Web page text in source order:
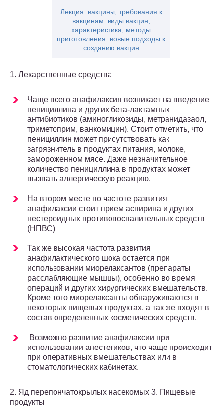
Лекция: вакцины, требования к
вакцинам. виды вакцин,
характеристика, методы
приготовления. новые подходы к
созданию вакцин
1. Лекарственные средства
Чаще всего анафилаксия возникает на введение
пенициллина и других бета-лактамных
антибиотиков (аминогликозиды, метранидазаол,
триметоприм, ванкомицин). Стоит отметить, что
пенициллин может присутствовать как
загрязнитель в продуктах питания, молоке,
замороженном мясе. Даже незначительное
количество пенициллина в продуктах может
вызвать аллергическую реакцию.
На втором месте по частоте развития
анафилаксии стоит прием аспирина и других
нестероидных противовоспалительных средств
(НПВС).
Так же высокая частота развития
анафилактического шока остается при
использовании миорелаксантов (препараты
расслабляющие мышцы), особенно во время
операций и других хирургических вмешательств.
Кроме того миорелаксанты обнаруживаются в
некоторых пищевых продуктах, а так же входят в
состав определенных косметических средств.
Возможно развитие анафилаксии при
использовании анестетиков, что чаще происходит
при оперативных вмешательствах или в
стоматологических кабинетах.
2. Яд перепончатокрылых насекомых 3. Пищевые
продукты